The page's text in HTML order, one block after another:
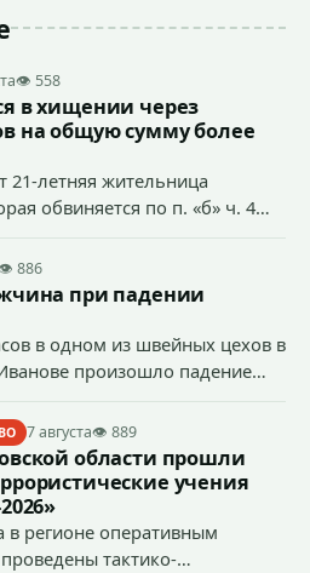
👁 558
в хищении через
на общую сумму более
21-летняя жительница
обвиняется по п. «б» ч. 4
через маркетплейс.
886
при падении
в одном из швейных цехов в
произошло падение
7 августа👁 889
области прошли
учения
в регионе оперативным
тактико-